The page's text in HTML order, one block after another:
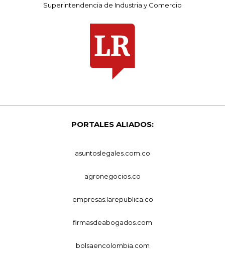
Superintendencia de Industria y Comercio
PORTALES ALIADOS:
asuntoslegales.com.co
agronegocios.co
empresas.larepublica.co
firmasdeabogados.com
bolsaencolombia.com